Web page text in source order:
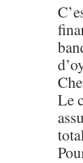
Le